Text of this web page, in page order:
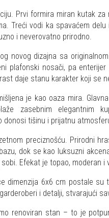
Prvi formira miran kutak
Treći vodi ka spavaćem
i neverovatno prirodno.
novog dizajna sa
plafonski nosači, pa
daje stanu karakter koji se
je kao oaza mira.
zasebnim elegantnim
donosi tišinu i prijatnu
preciznošću. Prirodni
dok se kao luksuzni
Efekat je topao, moderan
dimenzija 6x6 cm postale
i detalji, stvarajući
renoviran stan – to je